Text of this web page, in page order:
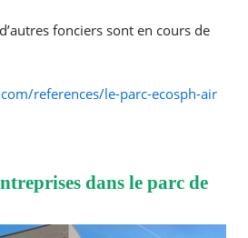
fonciers sont en cours de
references/le-parc-ecosph-air
dans le parc de